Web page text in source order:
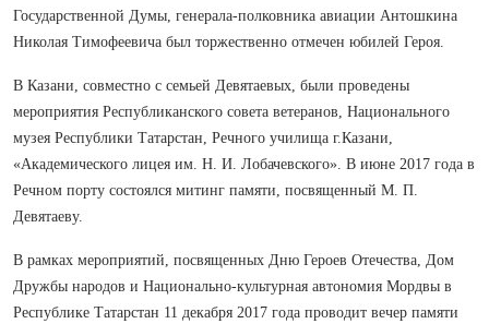
Государственной Думы, генерала-полковника авиации Антошкина
Николая Тимофеевича был торжественно отмечен юбилей Героя.
В Казани, совместно с семьей Девятаевых, были проведены
мероприятия Республиканского совета ветеранов, Национального
музея Республики Татарстан, Речного училища г.Казани,
«Академического лицея им. Н. И. Лобачевского». В июне 2017 года в
Речном порту состоялся митинг памяти, посвященный М. П.
Девятаеву.
В рамках мероприятий, посвященных Дню Героев Отечества, Дом
Дружбы народов и Национально-культурная автономия Мордвы в
Республике Татарстан 11 декабря 2017 года проводит вечер памяти